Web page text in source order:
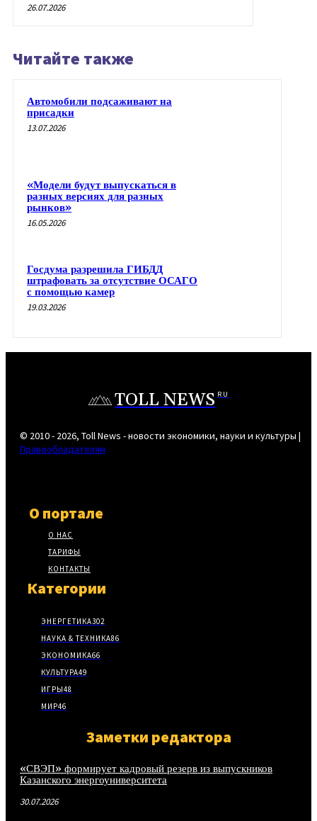
26.07.2026
Читайте также
Автомобили подсаживают на
присадки
13.07.2026
«Модели будут выпускаться в
разных версиях для разных
рынков»
16.05.2026
Госдума разрешила ГИБДД
штрафовать за отсутствие ОСАГО
с помощью камер
19.03.2026
TOLL NEWS RU
© 2010 - 2026, Toll News - новости экономики, науки и культуры |
Правообладателям
О портале
О НАС
ТАРИФЫ
КОНТАКТЫ
Категории
ЭНЕРГЕТИКА302
НАУКА & ТЕХНИКА86
ЭКОНОМИКА66
КУЛЬТУРА49
ИГРЫ48
МИР46
Заметки редактора
«СВЭП» формирует кадровый резерв из выпускников
Казанского энергоуниверситета
30.07.2026